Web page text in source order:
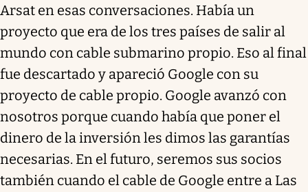
Arsat en esas conversaciones. Había un
proyecto que era de los tres países de salir al
mundo con cable submarino propio. Eso al final
fue descartado y apareció Google con su
proyecto de cable propio. Google avanzó con
nosotros porque cuando había que poner el
dinero de la inversión les dimos las garantías
necesarias. En el futuro, seremos sus socios
también cuando el cable de Google entre a Las